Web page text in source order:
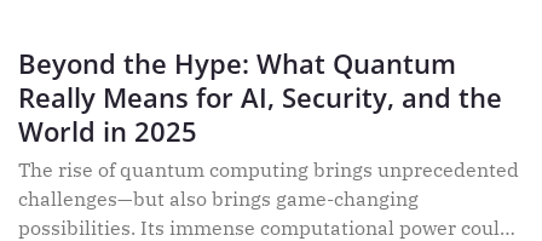
Beyond the Hype: What Quantum
Really Means for AI, Security, and the
World in 2025
The rise of quantum computing brings unprecedented
challenges—but also brings game-changing
possibilities. Its immense computational power could